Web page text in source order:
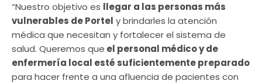
“Nuestro objetivo es llegar a las personas más
vulnerables de Portel y brindarles la atención
médica que necesitan y fortalecer el sistema de
salud. Queremos que el personal médico y de
enfermería local esté suficientemente preparado
para hacer frente a una afluencia de pacientes con